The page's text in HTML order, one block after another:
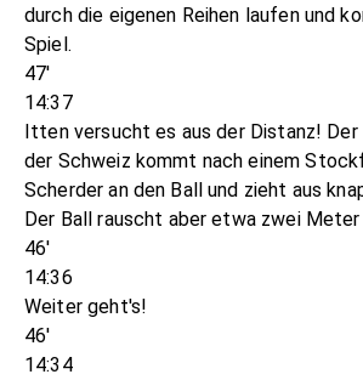
durch die eigenen Reihen laufen und
Spiel.
47'
14:37
Itten versucht es aus der Distanz!
der Schweiz kommt nach einem
Scherder an den Ball und zieht aus
Der Ball rauscht aber etwa zwei Meter
46'
14:36
Weiter geht's!
46'
14:34